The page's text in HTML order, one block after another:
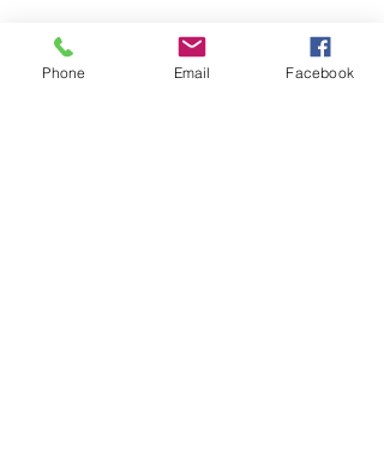
Phone Email Facebook